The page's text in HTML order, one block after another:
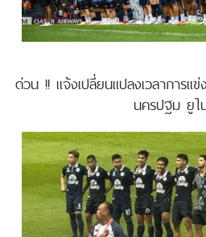
ด่วน !! แจ้งเปลี่ยนแปลงเวลาการแ
นครปฐม ยูไ